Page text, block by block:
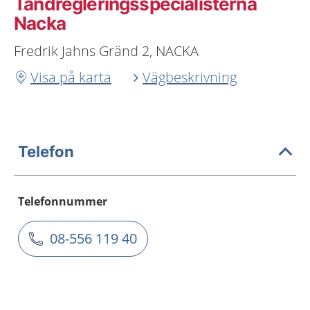
Nacka
Fredrik Jahns Gränd 2, NACKA
Visa på karta
Vägbeskrivning
Telefon
Telefonnummer
08-556 119 40